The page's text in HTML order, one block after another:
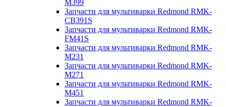
M399
Запчасти для мультиварки Redmond RMK-
CB391S
Запчасти для мультиварки Redmond RMK-
FM41S
Запчасти для мультиварки Redmond RMK-
M231
Запчасти для мультиварки Redmond RMK-
M271
Запчасти для мультиварки Redmond RMK-
M451
Запчасти для мультиварки Redmond RMK-